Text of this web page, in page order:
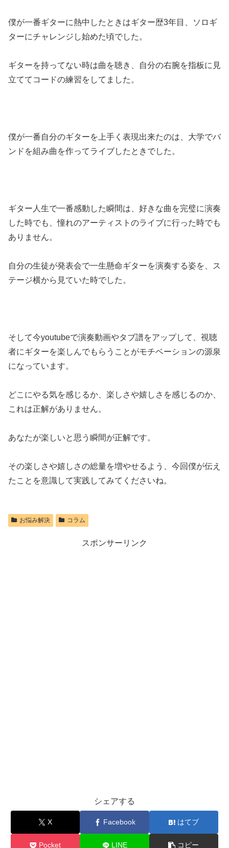
僕が一番ギターに熱中したときはギター歴3年目、ソロギ
ターにチャレンジし始めた頃でした。
ギターを持ってない時は曲を聴き、自分の右腕を指板に見
立ててコードの練習をしてました。
僕が一番自分のギターを上手く表現出来たのは、大学でバ
ンドを組み曲を作ってライブしたときでした。
ギター人生で一番感動した瞬間は、好きな曲を完璧に演奏
した時でも、憧れのアーティストのライブに行った時でも
ありません。
自分の生徒が発表会で一生懸命ギターを演奏する姿を、ス
テージ横から見ていた時でした。
そして今youtubeで演奏動画やタブ譜をアップして、視聴
者にギターを楽しんでもらうことがモチベーションの源泉
になっています。
どこにやる気を感じるか、楽しさや嬉しさを感じるのか、
これは正解がありません。
あなたが楽しいと思う瞬間が正解です。
その楽しさや嬉しさの総量を増やせるよう、今回僕が伝え
たことを意識して実践してみてくださいね。
お悩み解決 コラム
スポンサーリンク
シェアする
X Facebook はてブ
Pocket LINE コピー